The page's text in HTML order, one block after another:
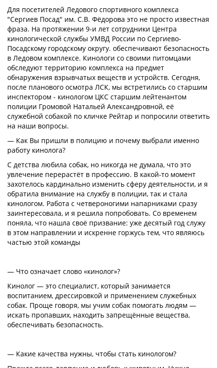
Для посетителей Ледового спортивного комплекса
"Сергиев Посад" им. С.В. Фёдорова это не просто известная
фраза. На протяжении 9-и лет сотрудники Центра
кинологической службы УМВД России по Сергиево-
Посадскому городскому округу. обеспечивают безопасность
в Ледовом комплексе. Кинологи со своими питомцами
обследуют территорию комплекса на предмет
обнаружения взрывчатых веществ и устройств. Сегодня,
после планового осмотра ЛСК, мы встретились со старшим
инспектором - кинологом ЦКС старшим лейтенантом
полиции Громовой Натальей Александровной, её
служебной собакой по кличке Рейтар и попросили ответить
на наши вопросы.
— Как Вы пришли в полицию и почему выбрали именно
работу кинолога?
С детства любила собак, но никогда не думала, что это
увлечение перерастёт в профессию. В какой-то момент
захотелось кардинально изменить сферу деятельности, и я
обратила внимание на службу в полиции, так и стала
кинологом. Работа с четвероногими напарниками сразу
заинтересовала, и я решила попробовать. Со временем
поняла, что нашла своё призвание: уже десятый год служу
в этом направлении и искренне горжусь тем, что являюсь
частью этой команды
— Что означает слово «кинолог»?
Кинолог — это специалист, который занимается
воспитанием, дрессировкой и применением служебных
собак. Проще говоря, мы учим собак помогать людям —
искать пропавших, находить запрещённые вещества,
обеспечивать безопасность.
— Какие качества нужны, чтобы стать кинологом?